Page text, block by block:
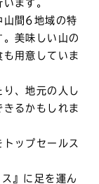
ます。
山間6地域の特
美味しい山の
用意していま
、地元の人し
るかもしれま
ップセールス
』に足を運ん